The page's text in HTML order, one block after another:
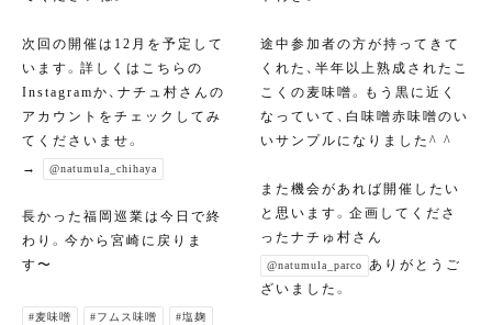
次回の開催は12月を予定して
います。詳しくはこちらの
Instagramか、ナチュ村さんの
アカウントをチェックしてみ
てくださいませ。
→
@natumula_chihaya
長かった福岡巡業は今日で終
わり。今から宮崎に戻りま
す〜
#麦味噌 #フムス味噌 #塩麹
途中参加者の方が持ってきて
くれた、半年以上熟成されたこ
こくの麦味噌。もう黒に近く
なっていて、白味噌赤味噌のい
いサンプルになりました^ ^
また機会があれば開催したい
と思います。企画してくださ
ったナチゅ村さん
@natumula_parco
ありがとうご
ざいました。